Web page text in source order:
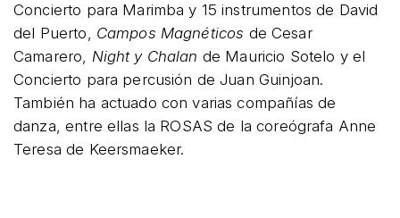
Concierto para Marimba y 15 instrumentos de David
del Puerto, Campos Magnéticos de Cesar
Camarero, Night y Chalan de Mauricio Sotelo y el
Concierto para percusión de Juan Guinjoan.
También ha actuado con varias compañías de
danza, entre ellas la ROSAS de la coreógrafa Anne
Teresa de Keersmaeker.